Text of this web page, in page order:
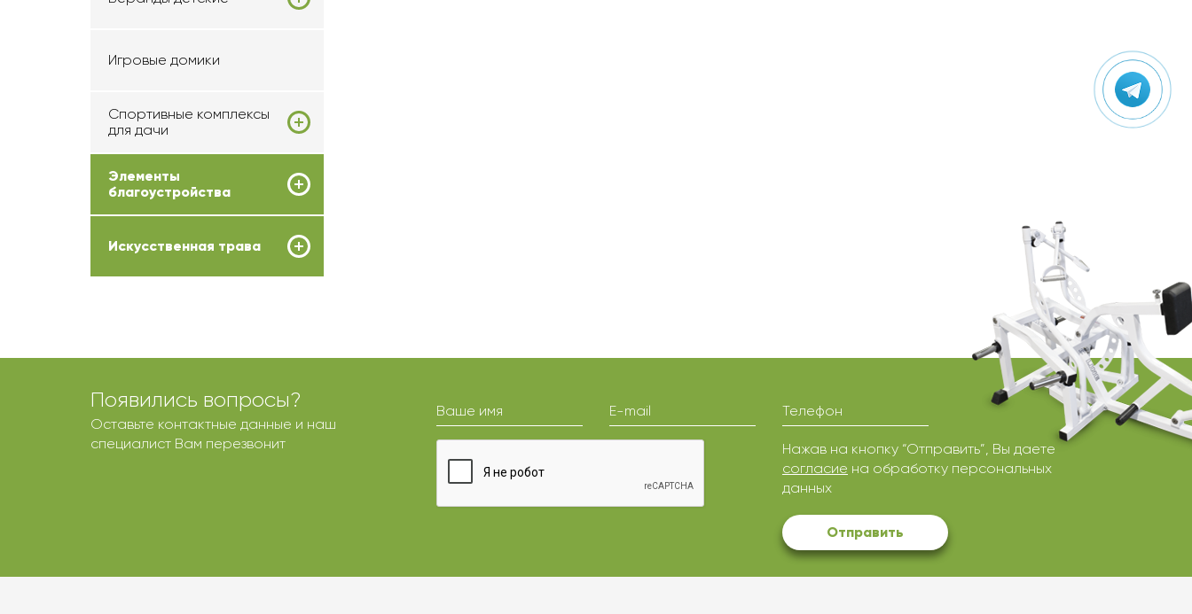
Игровые домики
Спортивные комплексы
для дачи
Элементы
благоустройства
Искусственная трава
Появились вопросы?
Оставьте контактные данные и наш
специалист Вам перезвонит
Ваше имя E-mail Телефон
Нажав на кнопку “Отправить”, Вы даете
согласие на обработку персональных
данных
Отправить